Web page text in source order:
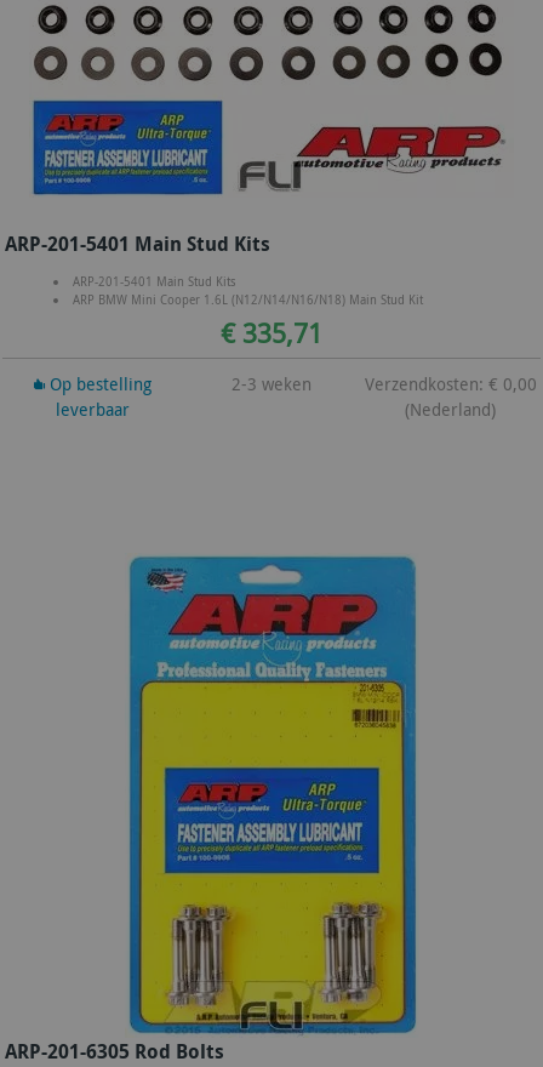
ARP-201-5401 Main Stud Kits
ARP-201-5401 Main Stud Kits
ARP BMW Mini Cooper 1.6L (N12/N14/N16/N18) Main Stud Kit
€ 335,71
Op bestelling
leverbaar
2-3 weken
Verzendkosten: € 0,00
(Nederland)
ARP-201-6305 Rod Bolts